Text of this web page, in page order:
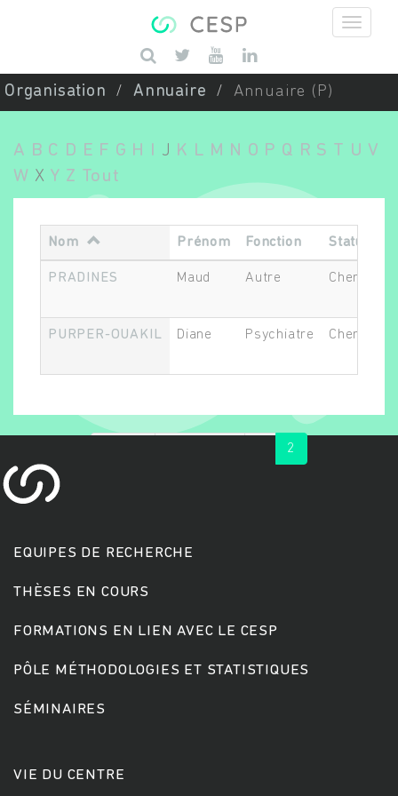
Saisissez vos mots-clés
Organisation Annuaire Annuaire (P)
A B C D E F G H J K L M N O P Q R S T U V
W X Y Z Tout
Nom Prénom Fonction Statut
PRADINES Maud Autre
PURPER-OUAKIL Diane Psychiatre
2
EQUIPES DE RECHERCHE
THÈSES EN COURS
FORMATIONS EN LIEN AVEC LE CESP
PÔLE MÉTHODOLOGIES ET STATISTIQUES
SÉMINAIRES
VIE DU CENTRE